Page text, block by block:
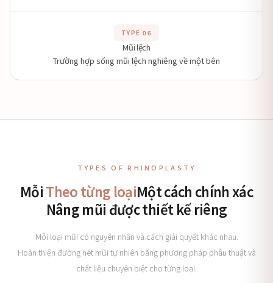
TYPE 06
Mũi lệch
Trường hợp sống mũi lệch nghiêng về một bên
TYPES OF RHINOPLASTY
MỗiTheo từng loạiMột cách chính xác
Nâng mũi được thiết kế riêng
Mỗi loại mũi có nguyên nhân và cách giải quyết khác nhau.
Hoàn thiện đường nét mũi tự nhiên bằng phương pháp phẫu thuật và
chất liệu chuyên biệt cho từng loại.